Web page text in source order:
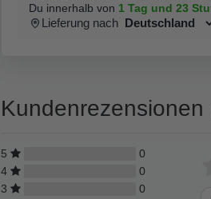
Du innerhalb von 1 Tag und 23
Lieferung nach
Kundenrezensionen
5
0
4
0
3
0